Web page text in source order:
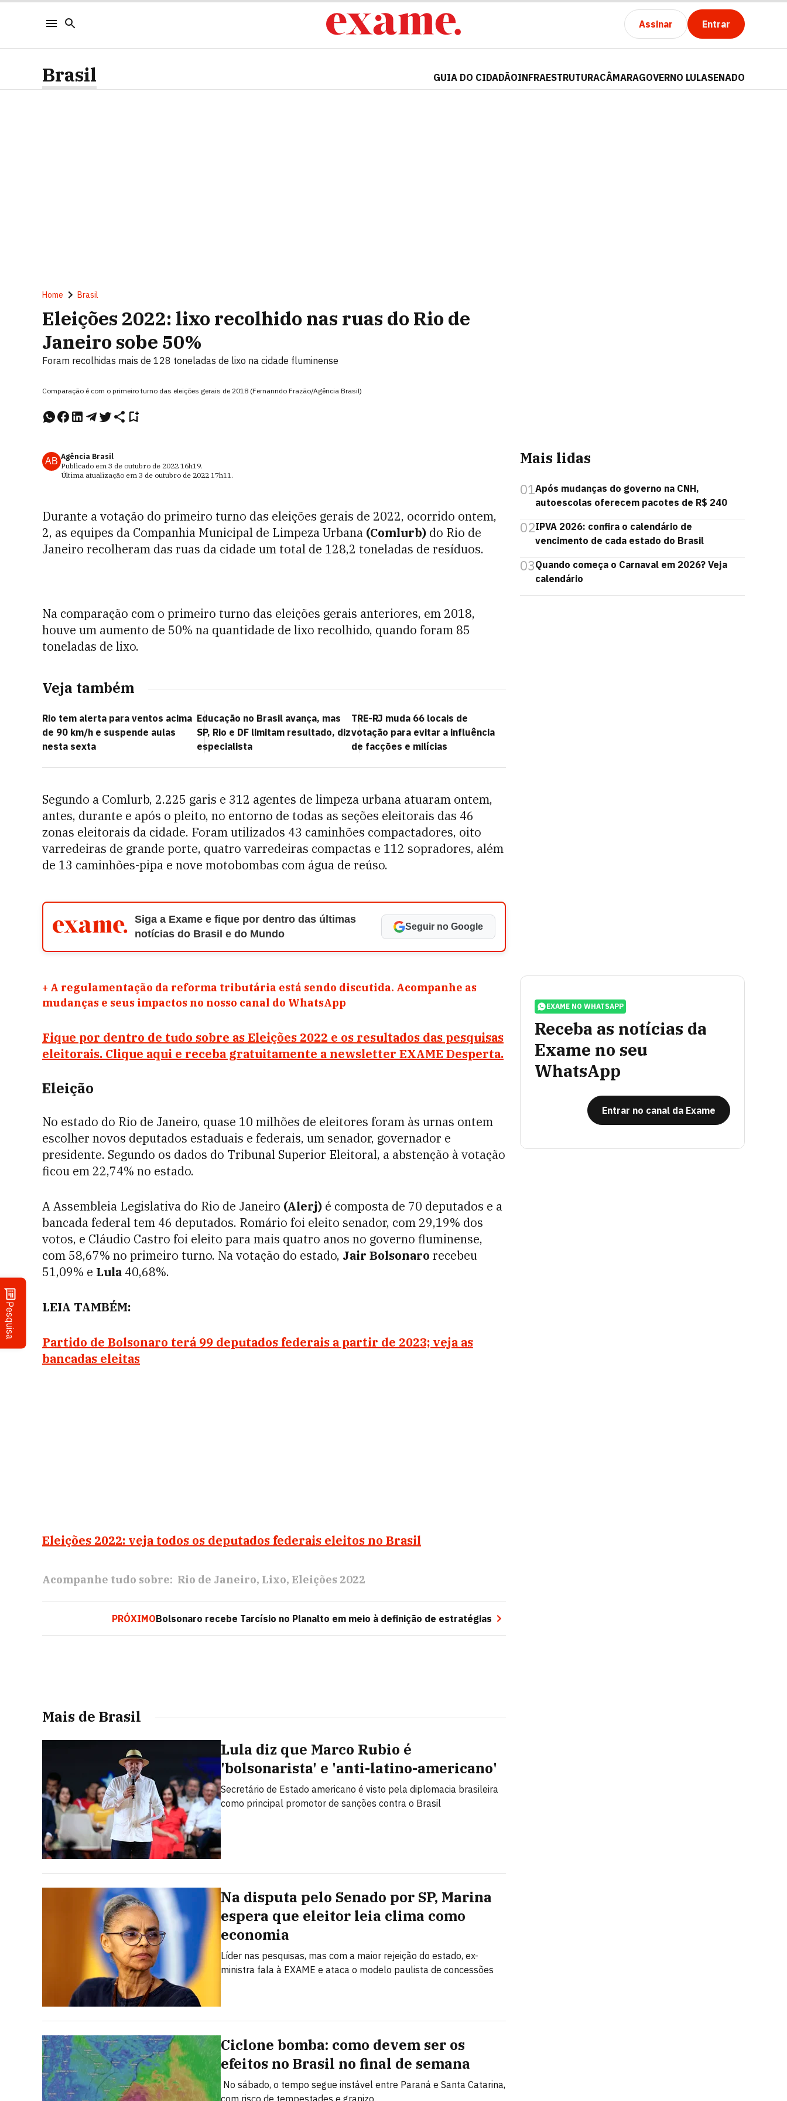
Assinar Entrar
Pesquisa
Brasil GUIA DO CIDADÃOINFRAESTRUTURACÂMARAGOVERNO LULASENADO
Home Brasil
Eleições 2022: lixo recolhido nas ruas do Rio de
Janeiro sobe 50%
Foram recolhidas mais de 128 toneladas de lixo na cidade fluminense
Comparação é com o primeiro turno das eleições gerais de 2018 (Fernanndo Frazão/Agência Brasil)
AB Agência Brasil
Publicado em 3 de outubro de 2022 16h19.
Última atualização em 3 de outubro de 2022 17h11.
Durante a votação do primeiro turno das eleições gerais de 2022, ocorrido ontem,
2, as equipes da Companhia Municipal de Limpeza Urbana (Comlurb) do Rio de
Janeiro recolheram das ruas da cidade um total de 128,2 toneladas de resíduos.
Na comparação com o primeiro turno das eleições gerais anteriores, em 2018,
houve um aumento de 50% na quantidade de lixo recolhido, quando foram 85
toneladas de lixo.
Veja também
Rio tem alerta para ventos acima
de 90 km/h e suspende aulas
nesta sexta
Educação no Brasil avança, mas
SP, Rio e DF limitam resultado, diz
especialista
TRE-RJ muda 66 locais de
votação para evitar a influência
de facções e milícias
Segundo a Comlurb, 2.225 garis e 312 agentes de limpeza urbana atuaram ontem,
antes, durante e após o pleito, no entorno de todas as seções eleitorais das 46
zonas eleitorais da cidade. Foram utilizados 43 caminhões compactadores, oito
varredeiras de grande porte, quatro varredeiras compactas e 112 sopradores, além
de 13 caminhões-pipa e nove motobombas com água de reúso.
Siga a Exame e fique por dentro das últimas
notícias do Brasil e do Mundo
Seguir no Google
+ A regulamentação da reforma tributária está sendo discutida. Acompanhe as
mudanças e seus impactos no nosso canal do WhatsApp
Fique por dentro de tudo sobre as Eleições 2022 e os resultados das pesquisas
eleitorais. Clique aqui e receba gratuitamente a newsletter EXAME Desperta.
Eleição
No estado do Rio de Janeiro, quase 10 milhões de eleitores foram às urnas ontem
escolher novos deputados estaduais e federais, um senador, governador e
presidente. Segundo os dados do Tribunal Superior Eleitoral, a abstenção à votação
ficou em 22,74% no estado.
A Assembleia Legislativa do Rio de Janeiro (Alerj) é composta de 70 deputados e a
bancada federal tem 46 deputados. Romário foi eleito senador, com 29,19% dos
votos, e Cláudio Castro foi eleito para mais quatro anos no governo fluminense,
com 58,67% no primeiro turno. Na votação do estado, Jair Bolsonaro recebeu
51,09% e Lula 40,68%.
LEIA TAMBÉM:
Partido de Bolsonaro terá 99 deputados federais a partir de 2023; veja as
bancadas eleitas
Eleições 2022: veja todos os deputados federais eleitos no Brasil
Acompanhe tudo sobre: Rio de Janeiro Lixo Eleições 2022
PRÓXIMOBolsonaro recebe Tarcísio no Planalto em meio à definição de estratégias
Mais de Brasil
Lula diz que Marco Rubio é
'bolsonarista' e 'anti-latino-americano'
Secretário de Estado americano é visto pela diplomacia brasileira
como principal promotor de sanções contra o Brasil
Na disputa pelo Senado por SP, Marina
espera que eleitor leia clima como
economia
Líder nas pesquisas, mas com a maior rejeição do estado, ex-
ministra fala à EXAME e ataca o modelo paulista de concessões
Ciclone bomba: como devem ser os
efeitos no Brasil no final de semana
No sábado, o tempo segue instável entre Paraná e Santa Catarina,
com risco de tempestades e granizo.
Mais lidas
01Após mudanças do governo na CNH,
autoescolas oferecem pacotes de R$ 240
02IPVA 2026: confira o calendário de
vencimento de cada estado do Brasil
03Quando começa o Carnaval em 2026? Veja
calendário
EXAME NO WHATSAPP
Receba as notícias da
Exame no seu
WhatsApp
Entrar no canal da Exame